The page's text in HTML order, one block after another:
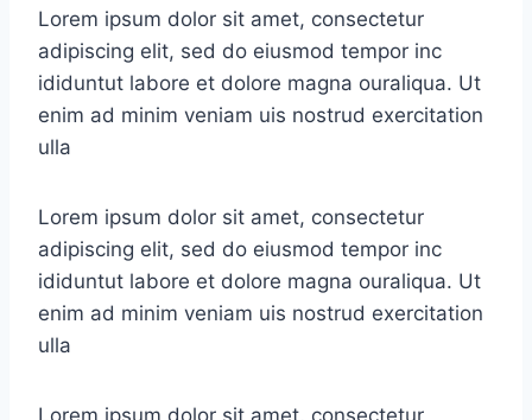
Lorem ipsum dolor sit amet, consectetur
adipiscing elit, sed do eiusmod tempor inc
ididuntut labore et dolore magna ouraliqua. Ut
enim ad minim veniam uis nostrud exercitation
ulla
Lorem ipsum dolor sit amet, consectetur
adipiscing elit, sed do eiusmod tempor inc
ididuntut labore et dolore magna ouraliqua. Ut
enim ad minim veniam uis nostrud exercitation
ulla
Lorem ipsum dolor sit amet, consectetur